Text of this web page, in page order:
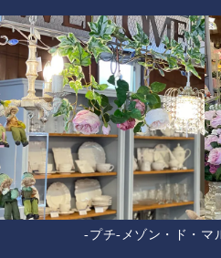
-プチ-メゾン・ド・マ